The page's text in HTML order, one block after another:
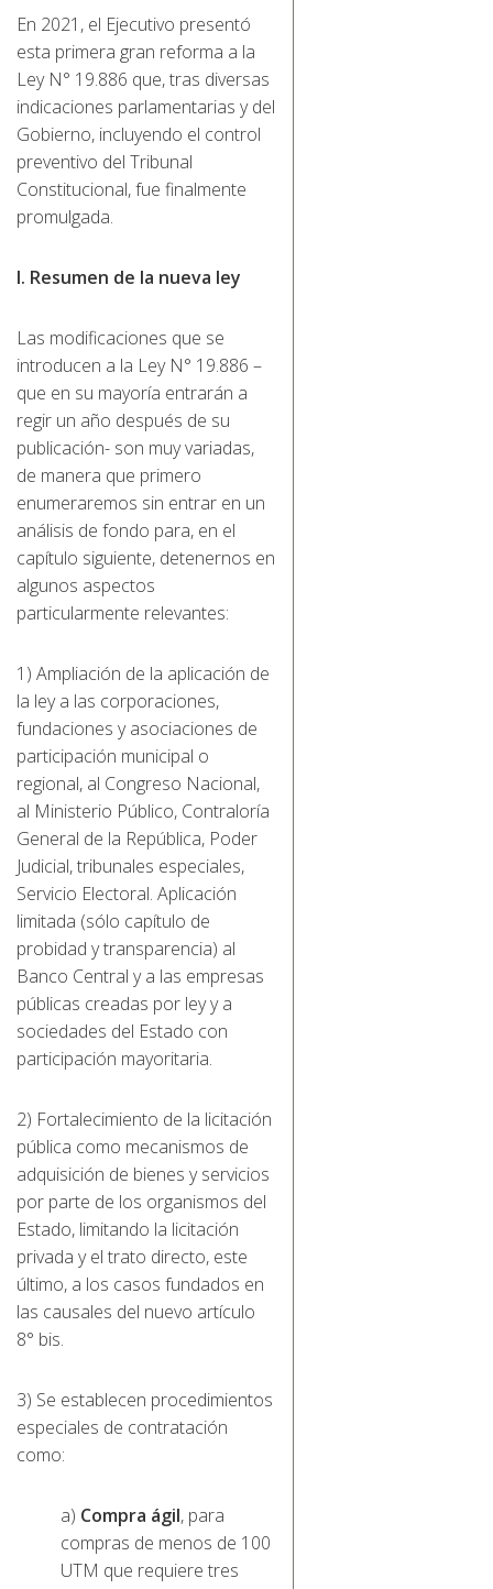
En 2021, el Ejecutivo presentó
esta primera gran reforma a la
Ley N° 19.886 que, tras diversas
indicaciones parlamentarias y del
Gobierno, incluyendo el control
preventivo del Tribunal
Constitucional, fue finalmente
promulgada.
I. Resumen de la nueva ley
Las modificaciones que se
introducen a la Ley N° 19.886 –
que en su mayoría entrarán a
regir un año después de su
publicación- son muy variadas,
de manera que primero
enumeraremos sin entrar en un
análisis de fondo para, en el
capítulo siguiente, detenernos en
algunos aspectos
particularmente relevantes:
1) Ampliación de la aplicación de
la ley a las corporaciones,
fundaciones y asociaciones de
participación municipal o
regional, al Congreso Nacional,
al Ministerio Público, Contraloría
General de la República, Poder
Judicial, tribunales especiales,
Servicio Electoral. Aplicación
limitada (sólo capítulo de
probidad y transparencia) al
Banco Central y a las empresas
públicas creadas por ley y a
sociedades del Estado con
participación mayoritaria.
2) Fortalecimiento de la licitación
pública como mecanismos de
adquisición de bienes y servicios
por parte de los organismos del
Estado, limitando la licitación
privada y el trato directo, este
último, a los casos fundados en
las causales del nuevo artículo
8° bis.
3) Se establecen procedimientos
especiales de contratación
como:
a) Compra ágil, para
compras de menos de 100
UTM que requiere tres